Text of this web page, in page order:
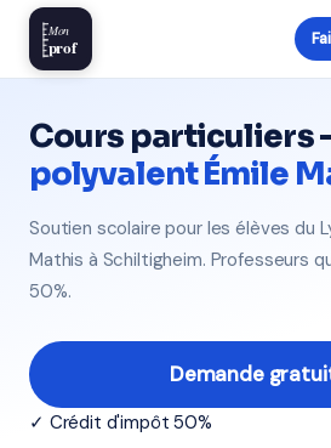
Mon
prof
Cours particuliers
polyvalent Émile
Soutien scolaire pour les élèves du
Mathis à Schiltigheim. Professeurs
50%.
Demande
✓ Crédit d'impôt 50%